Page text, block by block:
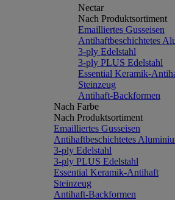
Nectar
Nach Produktsortiment
Emailliertes Gusseisen
Antihaftbeschichtetes
3-ply Edelstahl
3-ply PLUS Edelstahl
Essential Keramik-
Steinzeug
Antihaft-Backformen
Nach Farbe
Nach Produktsortiment
Emailliertes Gusseisen
Antihaftbeschichtetes
3-ply Edelstahl
3-ply PLUS Edelstahl
Essential Keramik-Antihaft
Steinzeug
Antihaft-Backformen